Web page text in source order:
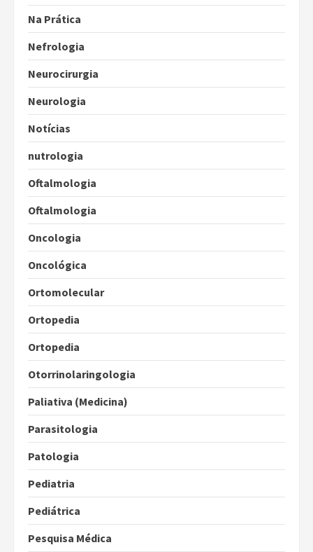
Na Prática
Nefrologia
Neurocirurgia
Neurologia
Notícias
nutrologia
Oftalmologia
Oftalmologia
Oncologia
Oncológica
Ortomolecular
Ortopedia
Ortopedia
Otorrinolaringologia
Paliativa (Medicina)
Parasitologia
Patologia
Pediatria
Pediátrica
Pesquisa Médica